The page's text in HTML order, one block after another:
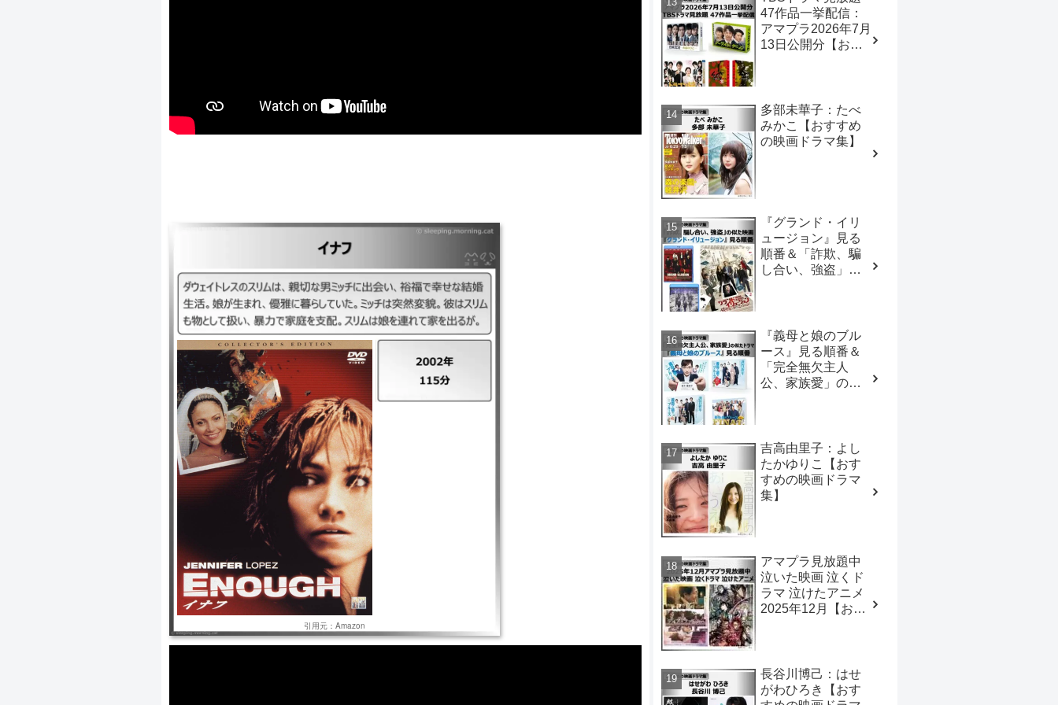
引用元：Amazon
｜イナフ ｜2002年 ｜115分 ｜ダウェイトレスのスリムは、親
切な男ミッチに出会い、裕福で幸せな結婚生活。娘が生まれ、
優雅に暮らしていた。ミッチは突然変貌。彼はスリムも物とし
て扱い、暴力で家庭を支配。スリムは娘を連れて家を出るが。
47作品一挙配信：
アマプラ2026年7月
13日公開分【おす
多部未華子：たべ
みかこ【おすすめ
の映画ドラマ集】
『グランド・イリ
ュージョン』見る
順番＆「詐欺、騙
し合い、強盗」の
『義母と娘のブル
ース』見る順番＆
「完全無欠主人
公、家族愛」の似
吉高由里子：よし
たかゆりこ【おす
すめの映画ドラマ
集】
アマプラ見放題中
泣いた映画 泣くド
ラマ 泣けたアニメ
2025年12月【おす
⾧谷川博己：はせ
がわひろき【おす